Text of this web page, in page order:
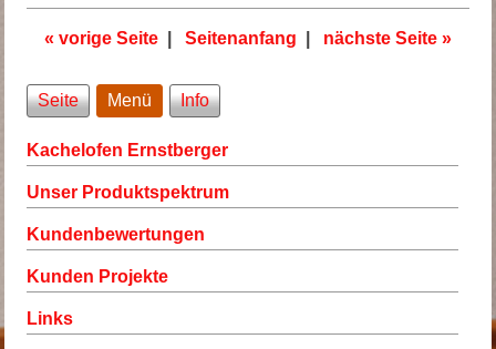
« vorige Seite Seitenanfang nächste Seite »
Seite Menü Info
Kachelofen Ernstberger
Unser Produktspektrum
Kundenbewertungen
Kunden Projekte
Links